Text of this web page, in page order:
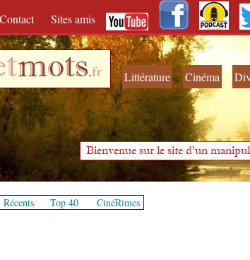
Contact Sites amis
mots.fr Littérature Cinéma
Bienvenue sur le site d'un
Récents Top 40 CinéRimes